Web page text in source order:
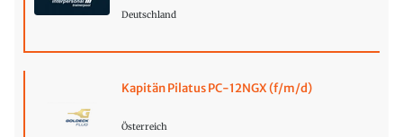
Deutschland
Kapitän Pilatus PC-12NGX (f/m/d)
Österreich